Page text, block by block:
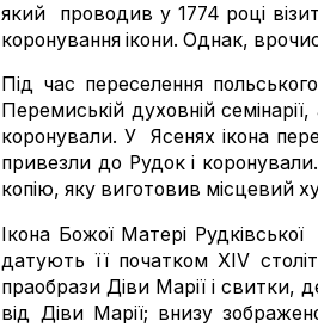
який проводив у 1774 році
коронування ікони. Однак,
Під час переселення
Перемиській духовній
коронували. У Ясенях ікона
привезли до Рудок і
копію, яку виготовив місцевий
Ікона Божої Матері
датують її початком ХIV
праобрази Діви Марії і свитки,
від Діви Марії; внизу